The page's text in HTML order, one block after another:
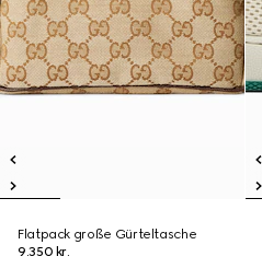
Flatpack große Gürteltasche
9.350 kr.